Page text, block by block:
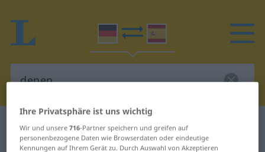
Deutsch-Spanisch Wörterbuch denen
Deutsch-Spanisch Übersetzung für
Ihre Privatsphäre ist uns wichtig
Wir und unsere716-Partner speichern und greifen auf
personenbezogene Daten wie Browserdaten oder eindeutige
Kennungen auf Ihrem Gerät zu. Durch Auswahl von Akzeptieren